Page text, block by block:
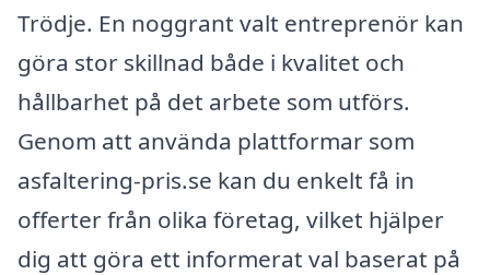
Trödje. En noggrant valt entreprenör kan
göra stor skillnad både i kvalitet och
hållbarhet på det arbete som utförs.
Genom att använda plattformar som
asfaltering-pris.se kan du enkelt få in
offerter från olika företag, vilket hjälper
dig att göra ett informerat val baserat på